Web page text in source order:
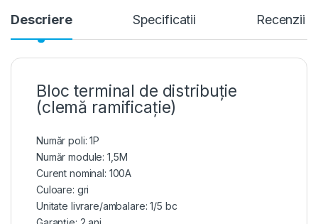
Descriere Specificatii Recenzii
Bloc terminal de distribuție
(clemă ramificație)
Număr poli: 1P
Număr module: 1,5M
Curent nominal: 100A
Culoare: gri
Unitate livrare/ambalare: 1/5 bc